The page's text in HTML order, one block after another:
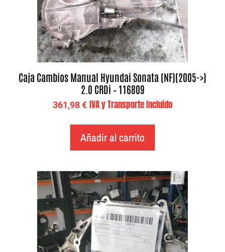
Caja Cambios Manual Hyundai Sonata (NF)(2005->)
2.0 CRDi – 116809
361,98€ IVA y Transporte Incluido
Añadir al carrito